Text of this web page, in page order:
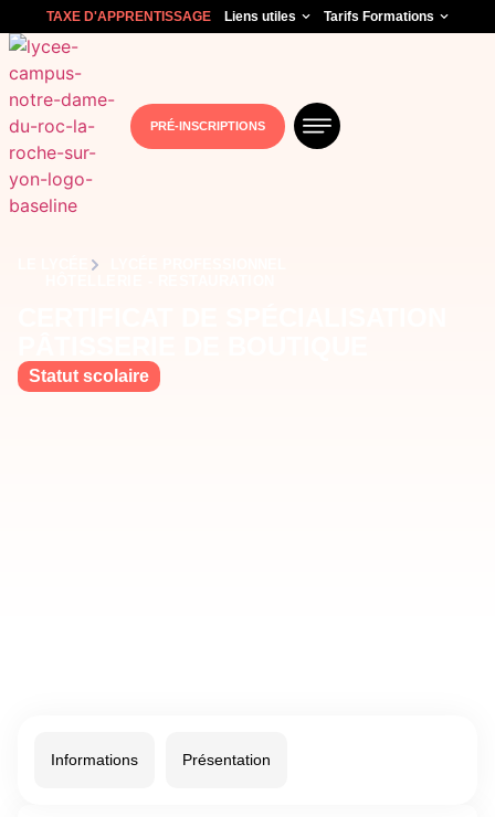
TAXE D'APPRENTISSAGE Liens utiles Tarifs Formations
PRÉ-INSCRIPTIONS
Statut scolaire
Informations Présentation